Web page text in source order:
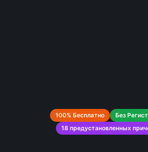
100% Бесплатно
Без
18 предустановленных